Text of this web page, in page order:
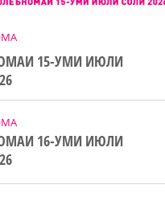
15-УМИ ИЮЛИ
16-УМИ ИЮЛИ